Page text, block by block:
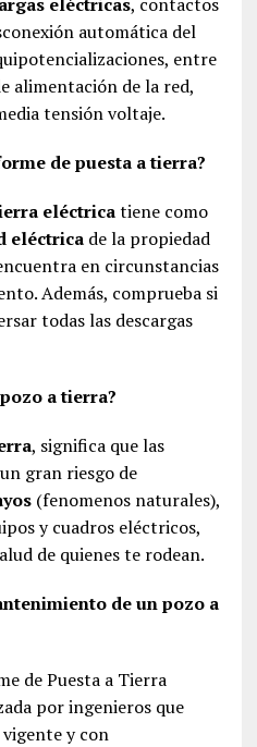
automática del
entre
alimentación de la red,
tensión voltaje.
de puesta a tierra?
eléctricatiene como
eléctricade la propiedad
en circunstancias
Además, comprueba si
todas las descargas
a tierra?
, significa que las
gran riesgo de
(fenomenos naturales),
y cuadros eléctricos,
de quienes te rodean.
de un pozo a
de Puesta a Tierra
por ingenieros que
y con